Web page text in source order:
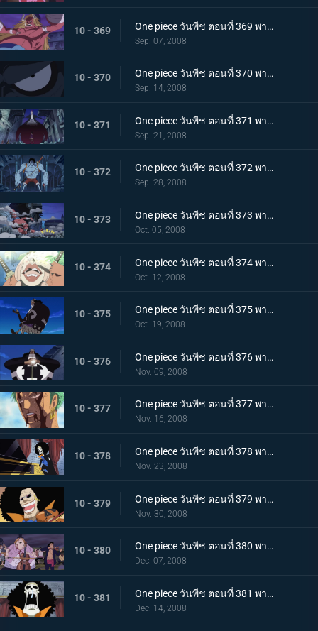
10 - 369 One piece วันพีช ตอนที่ 369 พากย์ไทย ออส บวก โมเลีย การประสานกำลังและสมอง ขั้นสุดยอด!
Sep. 07, 2008
10 - 370 One piece วันพีช ตอนที่ 370 พากย์ไทย แผนลับพลิกสถานการณ์ ไนท์แมร์ลูฟี่ออกศึก!
Sep. 14, 2008
10 - 371 One piece วันพีช ตอนที่ 371 พากย์ไทย ถล่มยับกลุ่มหมวกฟาง พลังผล คาเงะ - คาเงะ เต็มพิกัด!
Sep. 21, 2008
10 - 372 One piece วันพีช ตอนที่ 372 พากย์ไทย เปิดฉากศึกระห่ำ! ลูฟี่ ปะทะ ลูฟี่
Sep. 28, 2008
10 - 373 One piece วันพีช ตอนที่ 373 พากย์ไทย รุกคืบเปิดฉาก! อัดเข้าไปหนึ่งหมัดเผด็จศึก!!
Oct. 05, 2008
10 - 374 One piece วันพีช ตอนที่ 374 พากย์ไทย ร่างกายสูญสลาย! แสงอรุณสาดส่องเกาะฝันร้าย!
Oct. 12, 2008
10 - 375 One piece วันพีช ตอนที่ 375 พากย์ไทย ภัยร้ายไม่จบสิ้น! คำสั่งกวาดล้างกลุ่มหมวกฟาง!
Oct. 19, 2008
10 - 376 One piece วันพีช ตอนที่ 376 พากย์ไทย สะท้อนทุกสิ่ง พลัง นิคิว - นิคิว ของคุมะ
Nov. 09, 2008
10 - 377 One piece วันพีช ตอนที่ 377 พากย์ไทย แผลของเพื่อนคือแผลของฉัน ศึกสู้ตายของโซโล
Nov. 16, 2008
10 - 378 One piece วันพีช ตอนที่ 378 พากย์ไทย สัญญาที่แสนไกล เพลงโจรสลัดกับเจ้าวาฬน้อย
Nov. 23, 2008
10 - 379 One piece วันพีช ตอนที่ 379 พากย์ไทย อดีตของบรู๊ค พวกพ้องที่ร่าเริงกับการอำลาที่แสนเศร้า!!
Nov. 30, 2008
10 - 380 One piece วันพีช ตอนที่ 380 พากย์ไทย เหล้าบิงส์ บทเพลงเชื่อมอดีตสู่ปัจจุบัน!
Dec. 07, 2008
10 - 381 One piece วันพีช ตอนที่ 381 พากย์ไทย พวกพ้องคนใหม่! นักดนตรีบรู๊คฮัมเพลง
Dec. 14, 2008